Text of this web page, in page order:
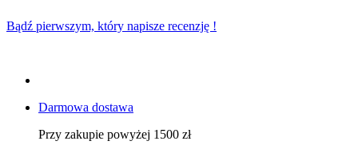
Bądź pierwszym, który napisze recenzję !
Darmowa dostawa
Przy zakupie powyżej 1500 zł